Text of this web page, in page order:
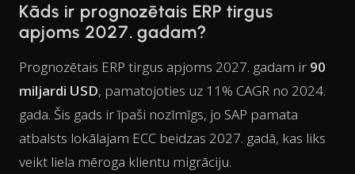
Kāds ir prognozētais ERP tirgus
apjoms 2027. gadam?
Prognozētais ERP tirgus apjoms 2027. gadam ir 90
miljardi USD, pamatojoties uz 11% CAGR no 2024.
gada. Šis gads ir īpaši nozīmīgs, jo SAP pamata
atbalsts lokālajam ECC beidzas 2027. gadā, kas liks
veikt liela mēroga klientu migrāciju.